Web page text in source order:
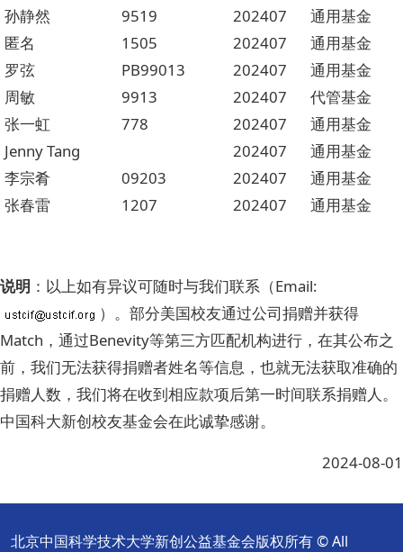
孙静然 9519 202407
通用基金
匿名
1505 202407
通用基金
罗弦
PB99013 202407
通用基金
周敏
9913 202407
代管基金
张一虹
778 202407
通用基金
Jenny Tang
202407
通用基金
李宗肴
09203 202407
通用基金
张春雷
1207 202407 通用基金
说明 ：以上如有异议可随时与我们联系（Email:
）。部分美国校友通过公司捐赠并获得
Match，通过Benevity等第三方匹配机构进行，在其公布之
前，我们无法获得捐赠者姓名等信息，也就无法获取准确的
捐赠人数，我们将在收到相应款项后第一时间联系捐赠人。
中国科大新创校友基金会在此诚挚感谢。
2024-08-01
北京中国科学技术大学新创公益基金会版权所有 © All